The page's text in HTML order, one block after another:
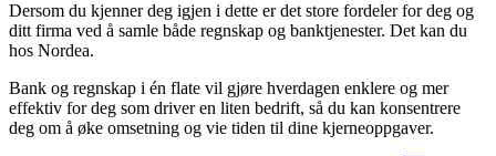
Dersom du kjenner deg igjen i dette er det store fordeler for deg og
ditt firma ved å samle både regnskap og banktjenester. Det kan du
hos Nordea.
Bank og regnskap i én flate vil gjøre hverdagen enklere og mer
effektiv for deg som driver en liten bedrift, så du kan konsentrere
deg om å øke omsetning og vie tiden til dine kjerneoppgaver.